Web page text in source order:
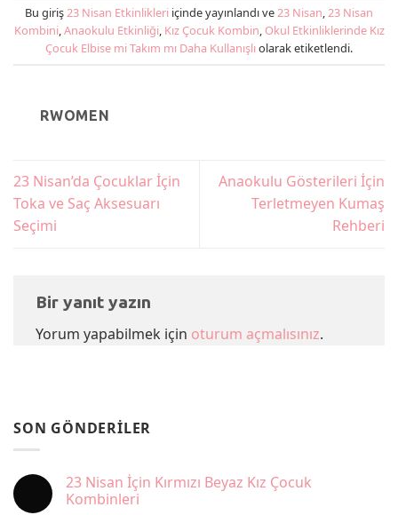
Bu giriş23 Nisan Etkinlikleri içinde yayınlandı ve23 Nisan,23 Nisan
Kombini,Anaokulu Etkinliği, Kız Çocuk Kombin, Okul Etkinliklerinde Kız
Çocuk Elbise mi Takım mı Daha Kullanışlıolarak etiketlendi.
RWOMEN
23 Nisan’da Çocuklar İçin
Toka ve Saç Aksesuarı
Seçimi
Anaokulu Gösterileri İçin
Terletmeyen Kumaş
Rehberi
Bir yanıt yazın
Yorum yapabilmek için oturum açmalısınız.
SON GÖNDERILER
23 Nisan İçin Kırmızı Beyaz Kız Çocuk
Kombinleri